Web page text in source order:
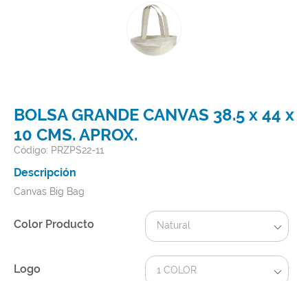
BOLSA GRANDE CANVAS 38.5 x 44 x
10 CMS. APROX.
Código: PRZPS22-11
Descripción
Canvas Big Bag
Color Producto Natural
Logo 1 COLOR